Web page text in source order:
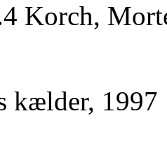
Korch,
kælder, 1997